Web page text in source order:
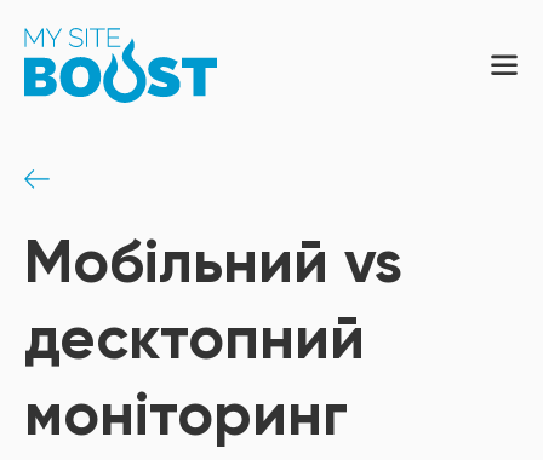
Мобільний vs
десктопний
моніторинг